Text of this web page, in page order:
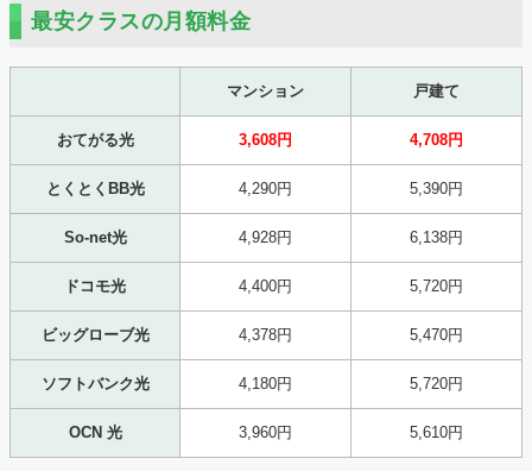
最安クラスの月額料金
マンション 戸建て
おてがる光 3,608円 4,708円
とくとくBB光 4,290円 5,390円
So-net光 4,928円 6,138円
ドコモ光 4,400円 5,720円
ビッグローブ光 4,378円 5,470円
ソフトバンク光 4,180円 5,720円
OCN 光 3,960円 5,610円